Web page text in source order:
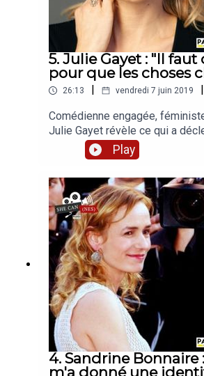
5. Julie Gayet : "Il
pour que les choses
26:13 vendredi 7 juin 2019
Comédienne engagée,
Julie Gayet révèle ce qui a
conscience des inégalités, dans
personnelle et dans ses
cinématographiques. Comment
aujourd’hui son engagement
CNC, #EllesFontYoutube et
partenariat avec 50/50 x 2020,
Production : PARDI productions,
RuszniewskiJournalistes : Iris
MeslinGénérique, post-
ChaumontSon : Florian Chaubet,
Kandelman
Play
4. Sandrine Bonnaire
m'a donné une